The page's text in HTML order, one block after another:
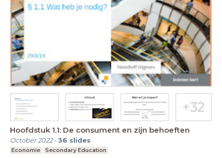
Hoofdstuk 1.1: De consument en zijn behoeften
October 2022-36 slides
Economie Secondary Education